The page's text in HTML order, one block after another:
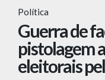
Política
Guerra de
pistolagem
eleitorais